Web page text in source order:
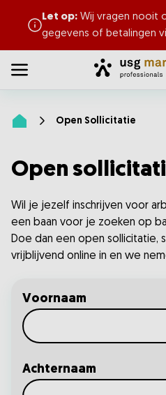
Let op: Wij vragen nooit
gegevens of betalingen
Toggle menu
Home
Open Sollicitatie
Open
Wil je jezelf inschrijven voor
een baan voor je zoeken op
Doe dan een open sollicitatie,
vrijblijvend online in en we
Voornaam
Achternaam